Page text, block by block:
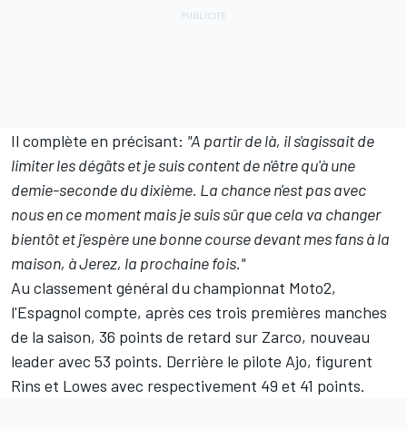
Il complète en précisant: "A partir de là, il s'agissait de
limiter les dégâts et je suis content de n'être qu'à une
demie-seconde du dixième. La chance n'est pas avec
nous en ce moment mais je suis sûr que cela va changer
bientôt et j'espère une bonne course devant mes fans à la
maison, à Jerez, la prochaine fois."
Au classement général du championnat Moto2,
l'Espagnol compte, après ces trois premières manches
de la saison, 36 points de retard sur Zarco, nouveau
leader avec 53 points. Derrière le pilote Ajo, figurent
Rins et Lowes avec respectivement 49 et 41 points.